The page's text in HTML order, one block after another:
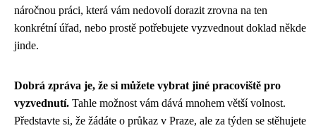
náročnou práci, která vám nedovolí dorazit zrovna na ten
konkrétní úřad, nebo prostě potřebujete vyzvednout doklad někde
jinde.
Dobrá zpráva je, že si můžete vybrat jiné pracoviště pro
vyzvednutí. Tahle možnost vám dává mnohem větší volnost.
Představte si, že žádáte o průkaz v Praze, ale za týden se stěhujete